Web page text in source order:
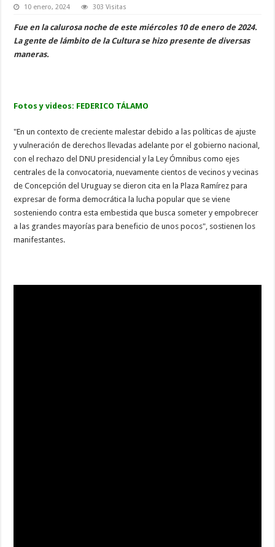
10 enero, 2024 303 Visitas
Fue en la calurosa noche de este miércoles 10 de enero de 2024.
La gente de lámbito de la Cultura se hizo presente de diversas
maneras.
Fotos y videos: FEDERICO TÁLAMO
"En un contexto de creciente malestar debido a las políticas de ajuste
y vulneración de derechos llevadas adelante por el gobierno nacional,
con el rechazo del DNU presidencial y la Ley Ómnibus como ejes
centrales de la convocatoria, nuevamente cientos de vecinos y vecinas
de Concepción del Uruguay se dieron cita en la Plaza Ramírez para
expresar de forma democrática la lucha popular que se viene
sosteniendo contra esta embestida que busca someter y empobrecer
a las grandes mayorías para beneficio de unos pocos", sostienen los
manifestantes.